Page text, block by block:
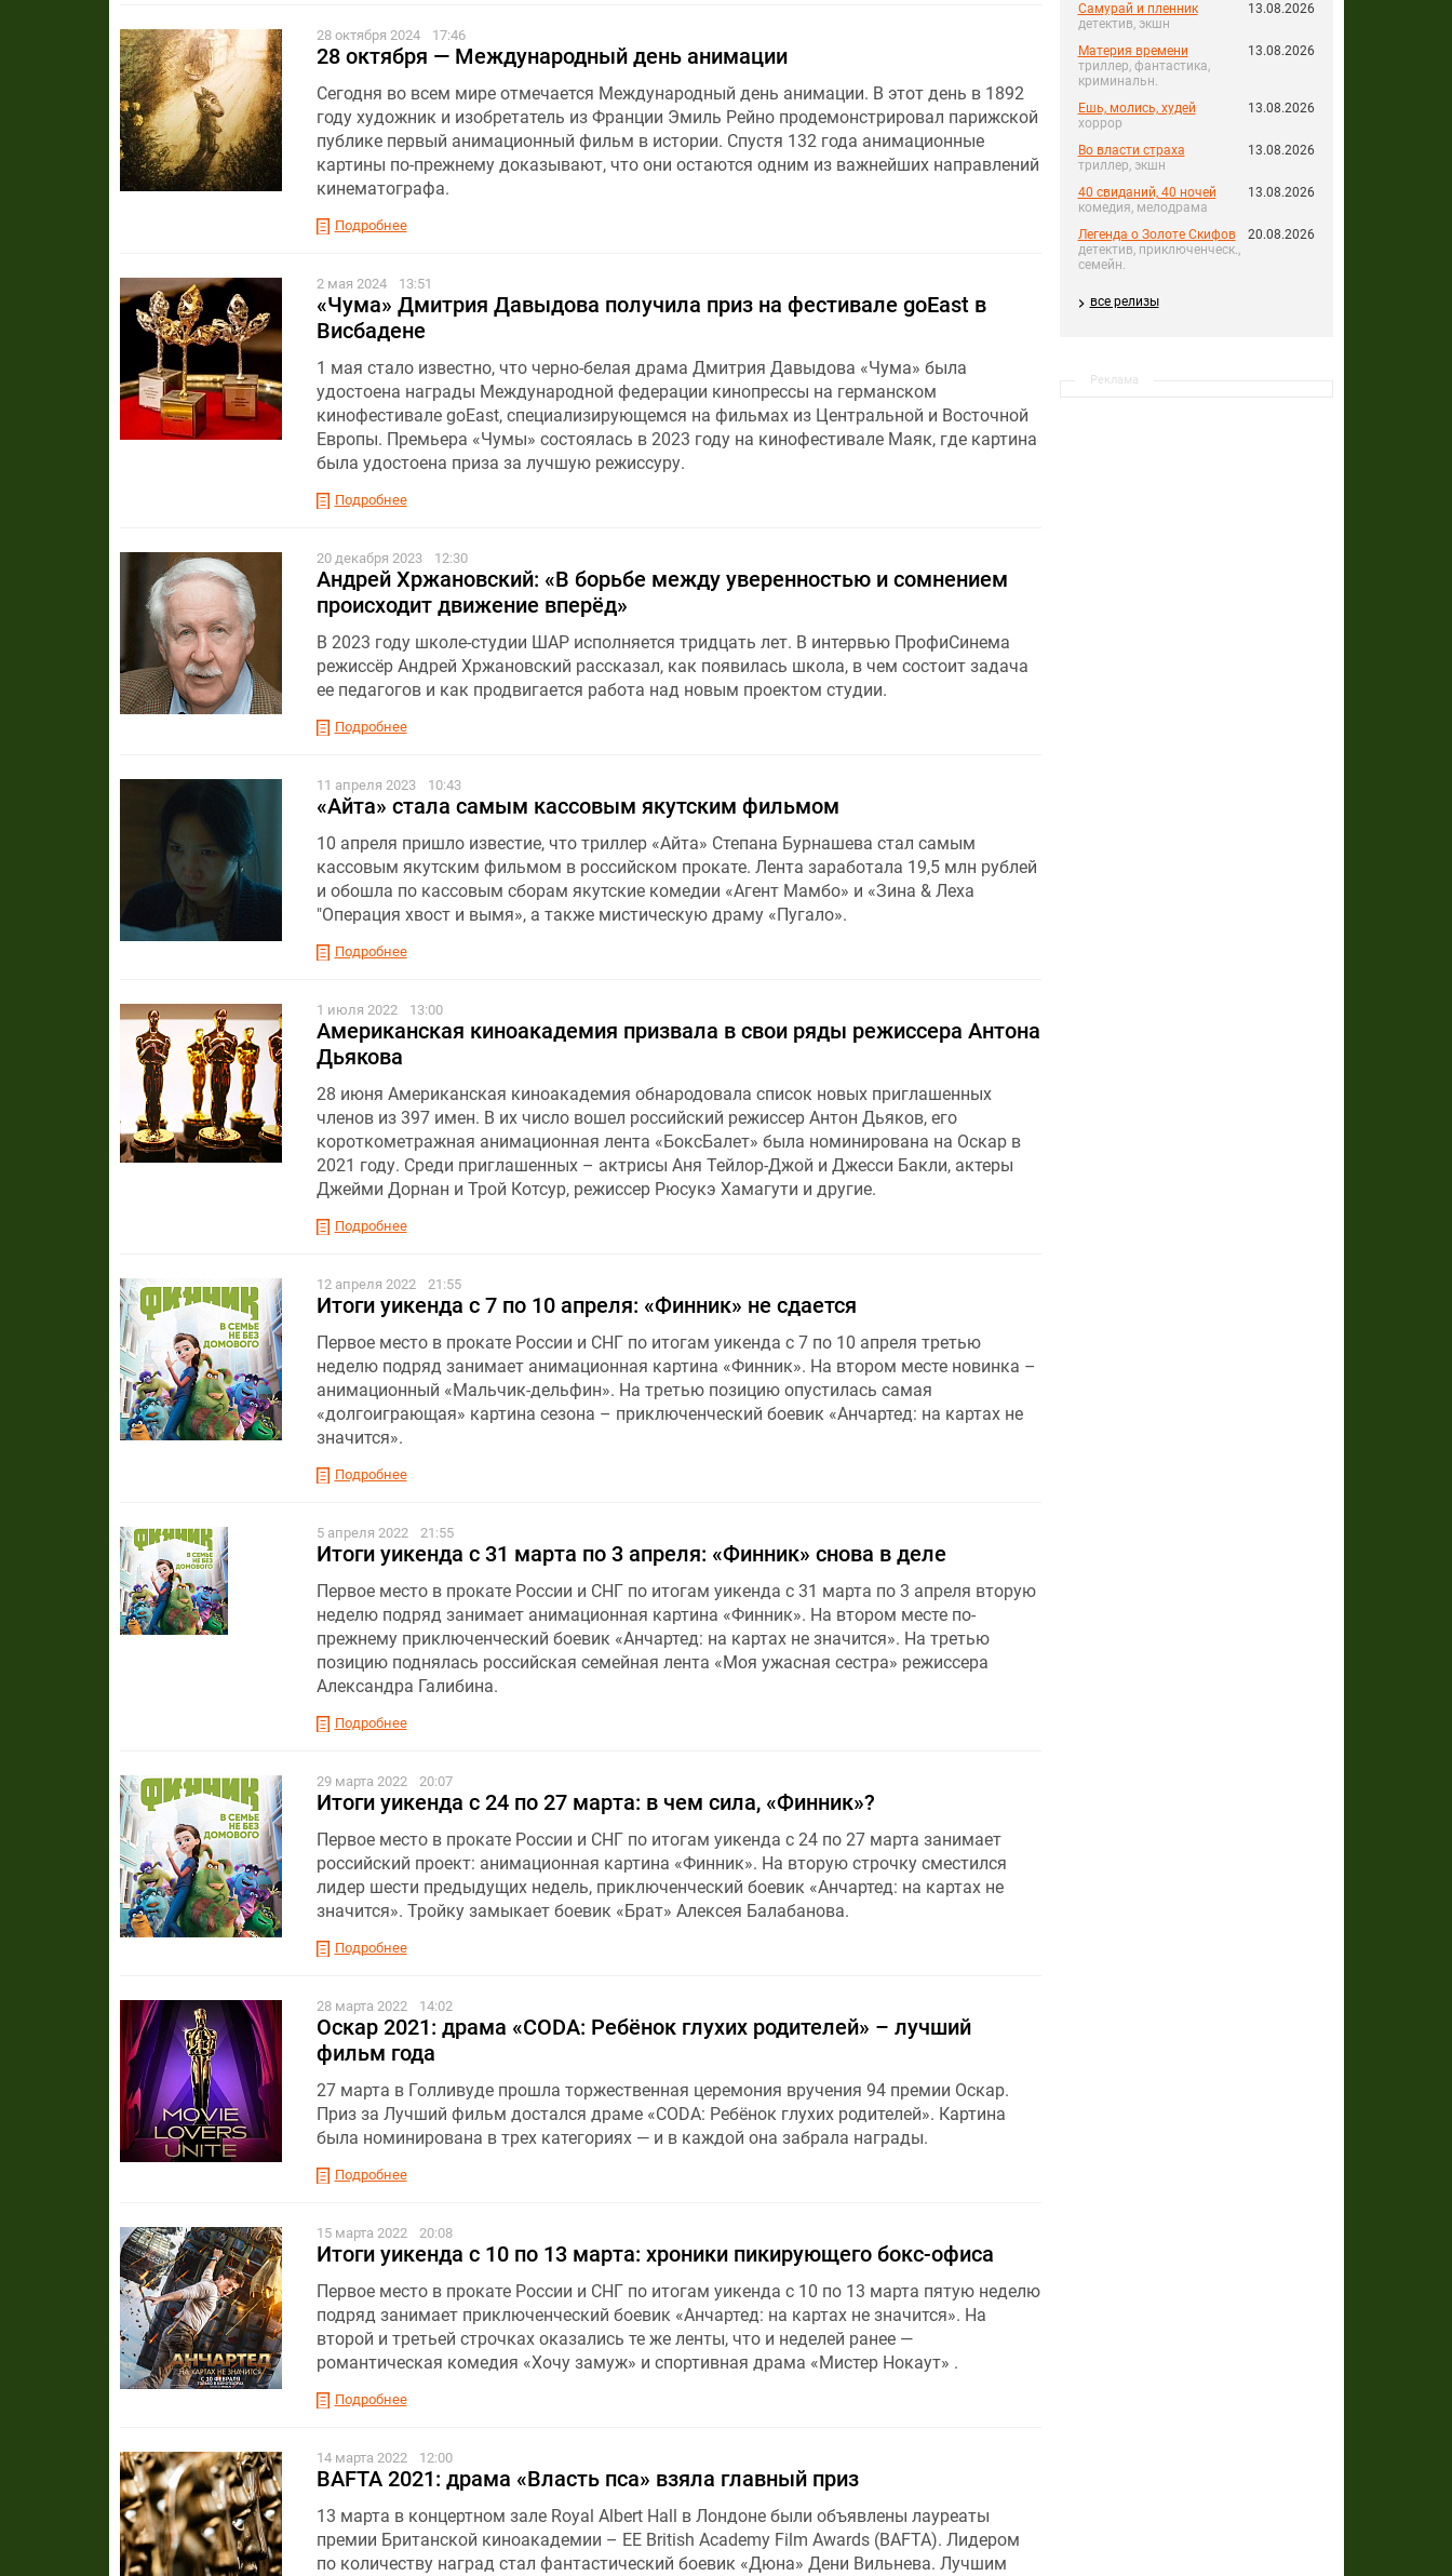
Самурай и пленник
детектив, экшн
13.08.2026
Материя времени
триллер, фантастика,
криминальн.
13.08.2026
Ешь, молись, худей
хоррор
13.08.2026
Во власти страха
триллер, экшн
13.08.2026
40 свиданий, 40 ночей
комедия, мелодрама
13.08.2026
Легенда о Золоте Скифов
детектив, приключенческ.,
семейн.
20.08.2026
все релизы
Реклама
28 октября 2024 17:46
28 октября — Международный день анимации
Сегодня во всем мире отмечается Международный день анимации. В этот день в 1892
году художник и изобретатель из Франции Эмиль Рейно продемонстрировал парижской
публике первый анимационный фильм в истории. Спустя 132 года анимационные
картины по-прежнему доказывают, что они остаются одним из важнейших направлений
кинематографа.
Подробнее
2 мая 2024 13:51
«Чума» Дмитрия Давыдова получила приз на фестивале goEast в
Висбадене
1 мая стало известно, что черно-белая драма Дмитрия Давыдова «Чума» была
удостоена награды Международной федерации кинопрессы на германском
кинофестивале goEast, специализирующемся на фильмах из Центральной и Восточной
Европы. Премьера «Чумы» состоялась в 2023 году на кинофестивале Маяк, где картина
была удостоена приза за лучшую режиссуру.
Подробнее
20 декабря 2023 12:30
Андрей Хржановский: «В борьбе между уверенностью и сомнением
происходит движение вперёд»
В 2023 году школе-студии ШАР исполняется тридцать лет. В интервью ПрофиСинема
режиссёр Андрей Хржановский рассказал, как появилась школа, в чем состоит задача
ее педагогов и как продвигается работа над новым проектом студии.
Подробнее
11 апреля 2023 10:43
«Айта» стала самым кассовым якутским фильмом
10 апреля пришло известие, что триллер «Айта» Степана Бурнашева стал самым
кассовым якутским фильмом в российском прокате. Лента заработала 19,5 млн рублей
и обошла по кассовым сборам якутские комедии «Агент Мамбо» и «Зина & Леха
"Операция хвост и вымя», а также мистическую драму «Пугало».
Подробнее
1 июля 2022 13:00
Американская киноакадемия призвала в свои ряды режиссера Антона
Дьякова
28 июня Американская киноакадемия обнародовала список новых приглашенных
членов из 397 имен. В их число вошел российский режиссер Антон Дьяков, его
короткометражная анимационная лента «БоксБалет» была номинирована на Оскар в
2021 году. Среди приглашенных – актрисы Аня Тейлор-Джой и Джесси Бакли, актеры
Джейми Дорнан и Трой Котсур, режиссер Рюсукэ Хамагути и другие.
Подробнее
12 апреля 2022 21:55
Итоги уикенда с 7 по 10 апреля: «Финник» не сдается
Первое место в прокате России и СНГ по итогам уикенда с 7 по 10 апреля третью
неделю подряд занимает анимационная картина «Финник». На втором месте новинка –
анимационный «Мальчик-дельфин». На третью позицию опустилась самая
«долгоиграющая» картина сезона – приключенческий боевик «Анчартед: на картах не
значится».
Подробнее
5 апреля 2022 21:55
Итоги уикенда с 31 марта по 3 апреля: «Финник» снова в деле
Первое место в прокате России и СНГ по итогам уикенда с 31 марта по 3 апреля вторую
неделю подряд занимает анимационная картина «Финник». На втором месте по-
прежнему приключенческий боевик «Анчартед: на картах не значится». На третью
позицию поднялась российская семейная лента «Моя ужасная сестра» режиссера
Александра Галибина.
Подробнее
29 марта 2022 20:07
Итоги уикенда с 24 по 27 марта: в чем сила, «Финник»?
Первое место в прокате России и СНГ по итогам уикенда с 24 по 27 марта занимает
российский проект: анимационная картина «Финник». На вторую строчку сместился
лидер шести предыдущих недель, приключенческий боевик «Анчартед: на картах не
значится». Тройку замыкает боевик «Брат» Алексея Балабанова.
Подробнее
28 марта 2022 14:02
Оскар 2021: драма «CODA: Ребёнок глухих родителей» – лучший
фильм года
27 марта в Голливуде прошла торжественная церемония вручения 94 премии Оскар.
Приз за Лучший фильм достался драме «CODA: Ребёнок глухих родителей». Картина
была номинирована в трех категориях — и в каждой она забрала награды.
Подробнее
15 марта 2022 20:08
Итоги уикенда с 10 по 13 марта: хроники пикирующего бокс-офиса
Первое место в прокате России и СНГ по итогам уикенда с 10 по 13 марта пятую неделю
подряд занимает приключенческий боевик «Анчартед: на картах не значится». На
второй и третьей строчках оказались те же ленты, что и неделей ранее —
романтическая комедия «Хочу замуж» и спортивная драма «Мистер Нокаут» .
Подробнее
14 марта 2022 12:00
BAFTA 2021: драма «Власть пса» взяла главный приз
13 марта в концертном зале Royal Albert Hall в Лондоне были объявлены лауреаты
премии Британской киноакадемии – EE British Academy Film Awards (BAFTA). Лидером
по количеству наград стал фантастический боевик «Дюна» Дени Вильнева. Лучшим